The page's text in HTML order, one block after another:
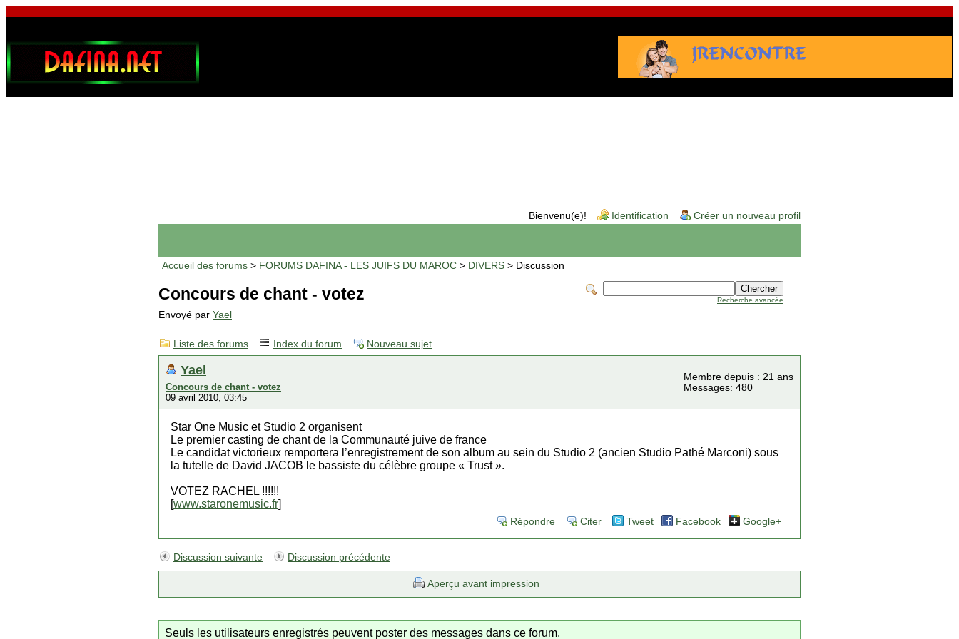
Bienvenu(e)! Identification Créer un nouveau profil
Accueil des forums > FORUMS DAFINA - LES JUIFS DU MAROC > DIVERS > Discussion
Recherche avancée
Concours de chant - votez
Envoyé par Yael
Liste des forums Index du forum Nouveau sujet
Yael
Concours de chant - votez
09 avril 2010, 03:45
Membre depuis : 21 ans
Messages: 480
Star One Music et Studio 2 organisent
Le premier casting de chant de la Communauté juive de france
Le candidat victorieux remportera l’enregistrement de son album au sein du Studio 2 (ancien Studio Pathé Marconi) sous
la tutelle de David JACOB le bassiste du célèbre groupe « Trust ».
VOTEZ RACHEL !!!!!!
[www.staronemusic.fr]
Répondre Citer Tweet Facebook Google+
Discussion suivante Discussion précédente
Aperçu avant impression
Seuls les utilisateurs enregistrés peuvent poster des messages dans ce forum.